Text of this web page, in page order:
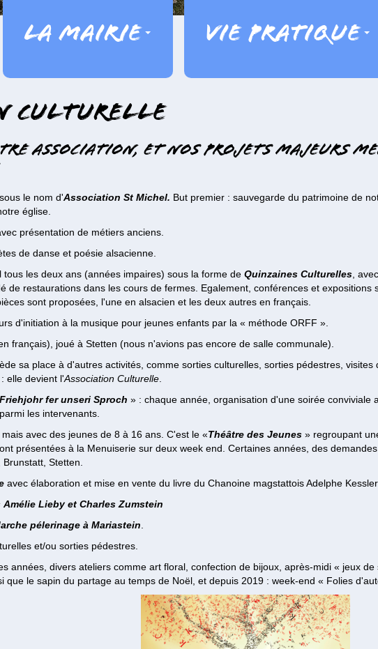
La mairie Vie pratique
Culturelle
Association, et nos projets majeurs
le nom d'Association St Michel. But premier : sauvegarde du patrimoine de
église.
présentation de métiers anciens.
de danse et poésie alsacienne.
les deux ans (années impaires) sous la forme de Quinzaines Culturelles,
de restaurations dans les cours de fermes. Egalement, conférences et
sont proposées, l'une en alsacien et les deux autres en français.
d'initiation à la musique pour jeunes enfants par la « méthode ORFF ».
français), joué à Stetten (nous n'avions pas encore de salle communale).
sa place à d'autres activités, comme sorties culturelles, sorties pédestres,
elle devient l'Association Culturelle.
Friehjohr fer unseri Sproch » : chaque année, organisation d'une soirée conviviale
les intervenants.
avec des jeunes de 8 à 16 ans. C'est le «Théâtre des Jeunes» regroupant
présentées à la Menuiserie sur deux week end. Certaines années, des
Stetten.
avec élaboration et mise en vente du livre du Chanoine magstattois Adelphe
Amélie Liebyet Charles Zumstein
pélerinage à Mariastein
et/ou sorties pédestres.
années, divers ateliers comme art floral, confection de bijoux, après-midi « jeux
que le sapin du partage au temps de Noël, et depuis 2019 : week-end « Folies